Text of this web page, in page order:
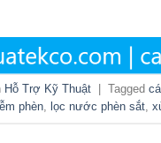
Hỗ Trợ Kỹ Thuật Tagged
phèn, lọc nước phèn sắt,